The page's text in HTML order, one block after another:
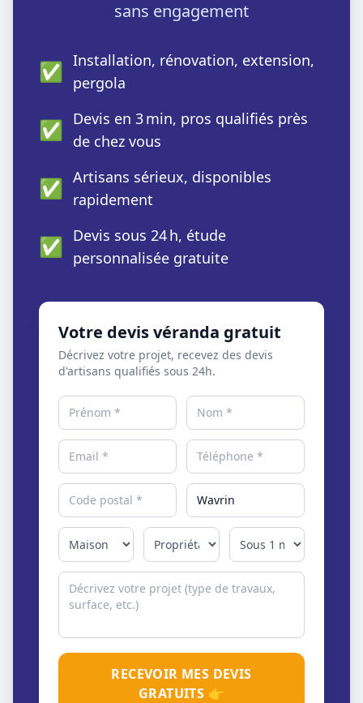
sans engagement
✅ Installation, rénovation, extension,
pergola
✅ Devis en 3 min, pros qualifiés près
de chez vous
✅ Artisans sérieux, disponibles
rapidement
✅ Devis sous 24 h, étude
personnalisée gratuite
Votre devis véranda gratuit
Décrivez votre projet, recevez des devis
d'artisans qualifiés sous 24h.
RECEVOIR MES DEVIS
GRATUITS 👉